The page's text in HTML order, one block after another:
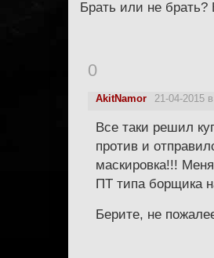
Брать или не
0
AkitNamor 21-04-2015
Все таки решил
против и
маскировка!!!
ПТ типа борщика
Берите, не